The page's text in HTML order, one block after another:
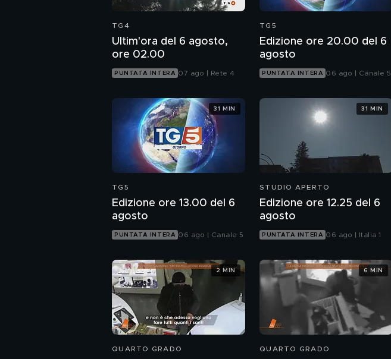
TG4
Ultim'ora del 6 agosto,
ore 02.00
PUNTATA INTERA 07 ago | Rete 4
TG5
Edizione ore 20.00 del 6
agosto
PUNTATA INTERA 06 ago | Canale 5
TG5
Edizione ore 13.00 del 6
agosto
PUNTATA INTERA 06 ago | Canale 5
31 MIN
STUDIO APERTO
Edizione ore 12.25 del 6
agosto
PUNTATA INTERA 06 ago | Italia 1
31 MIN
QUARTO GRADO
2 MIN
QUARTO GRADO
6 MIN